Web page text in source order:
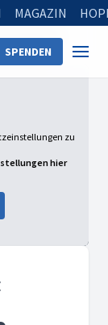
MAGAZIN
SPENDEN
(105)
zu
hier